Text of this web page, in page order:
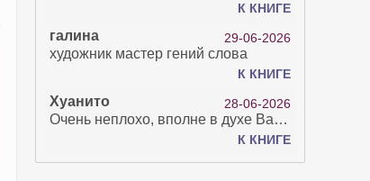
К КНИГЕ
галина 29-06-2026
художник мастер гений слова
К КНИГЕ
Хуанито 28-06-2026
Очень неплохо, вполне в духе Варго!)
К КНИГЕ